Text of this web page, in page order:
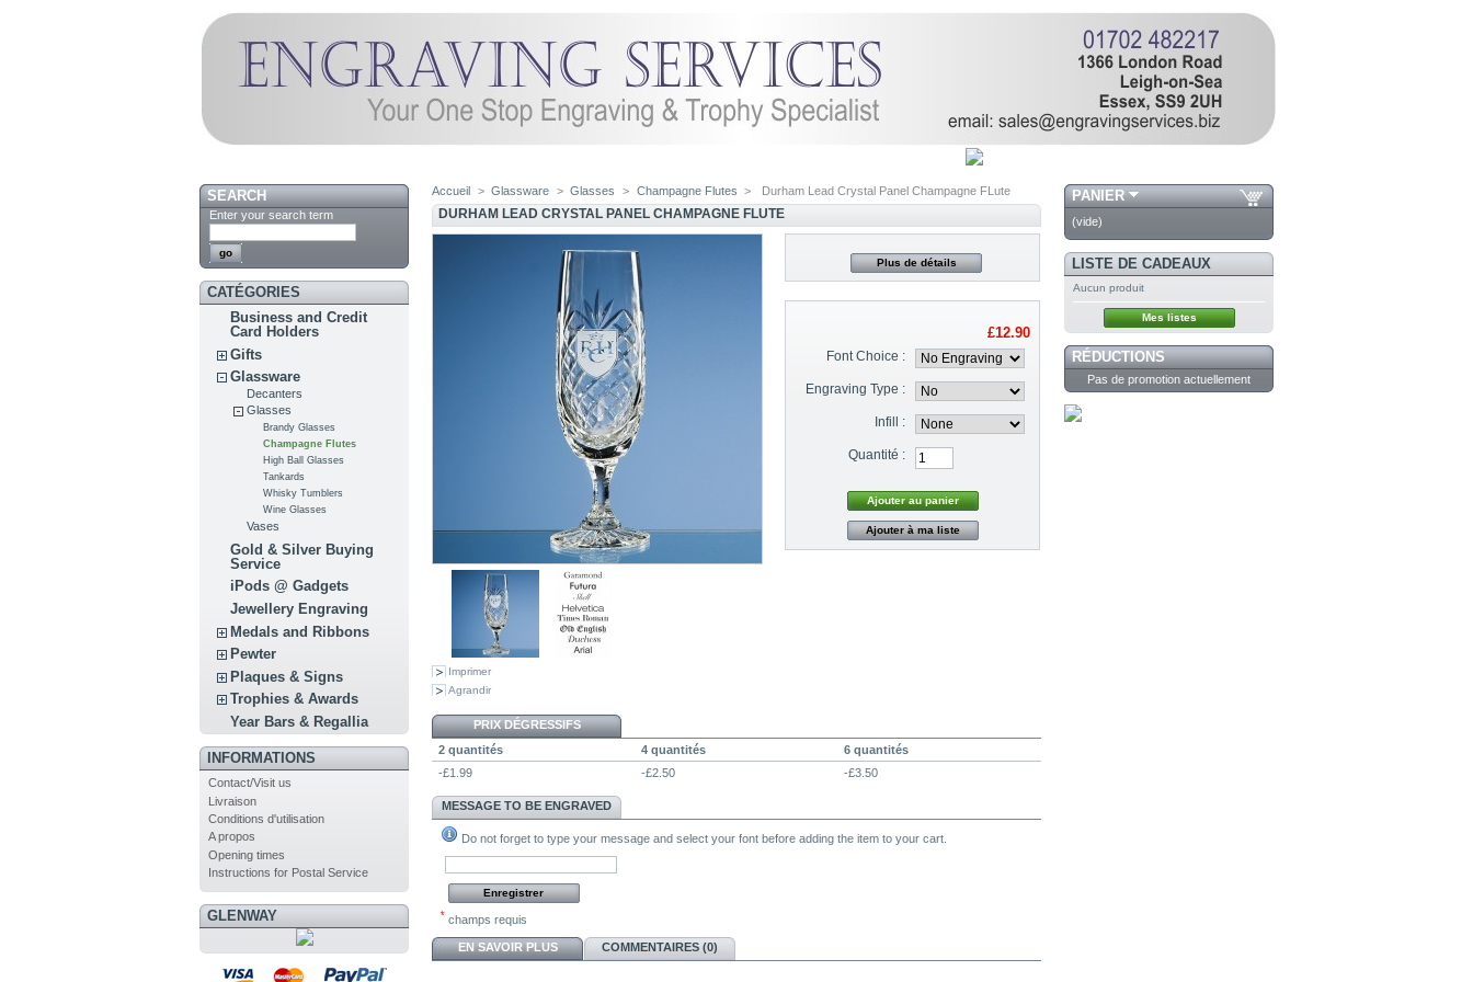
SEARCH
Enter your search term
CATÉGORIES
Business and Credit
Card Holders
Gifts
Glassware
Decanters
Glasses
Brandy Glasses
Champagne Flutes
High Ball Glasses
Tankards
Whisky Tumblers
Wine Glasses
Vases
Gold & Silver Buying
Service
iPods @ Gadgets
Jewellery Engraving
Medals and Ribbons
Pewter
Plaques & Signs
Trophies & Awards
Year Bars & Regallia
INFORMATIONS
Contact/Visit us
Livraison
Conditions d'utilisation
A propos
Opening times
Instructions for Postal Service
GLENWAY
Accueil > Glassware > Glasses > Champagne Flutes > Durham Lead Crystal Panel Champagne FLute
DURHAM LEAD CRYSTAL PANEL CHAMPAGNE FLUTE
Imprimer
Agrandir
Plus de détails
£12.90
Font Choice :
Engraving Type :
Infill :
Quantité :
Ajouter à ma liste
PRIX DÉGRESSIFS
2 quantités
4 quantités
6 quantités
-£1.99
-£2.50 -£3.50
MESSAGE TO BE ENGRAVED
Do not forget to type your message and select your font before adding the item to your cart.
* champs requis
EN SAVOIR PLUS COMMENTAIRES (0)
PANIER
(vide)
LISTE DE CADEAUX
Aucun produit
Mes listes
RÉDUCTIONS
Pas de promotion actuellement